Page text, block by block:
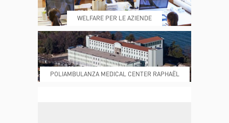
REFERTI REPARTI
DONA ORA MAGAZINE
WELFARE PER LE AZIENDE
POLIAMBULANZA MEDICAL CENTER RAPHAËL